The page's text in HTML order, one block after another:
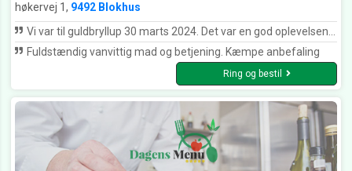
høkervej 1, 9492 Blokhus
Vi var til guldbryllup 30 marts 2024. Det var en god oplevelsen. Vi fik de lækreste fiskeretter til forretter, frisk og flot anrettet. Til hovedret fik vi flere forskellige kødretter med div. Tilbehør. Også super lækkert. Desserten bestod af kage, hjemmelavet islagkage, oste fad og div frugt. Dejlig vin og super venligt personale.
Fuldstændig vanvittig mad og betjening. Kæmpe anbefaling
Ring og bestil